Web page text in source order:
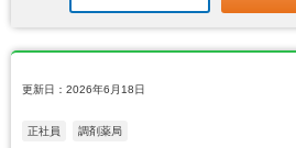
更新日：2026年6月18日
正社員 調剤薬局